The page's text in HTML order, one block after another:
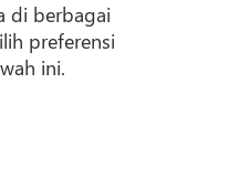
di berbagai
preferensi
ini.